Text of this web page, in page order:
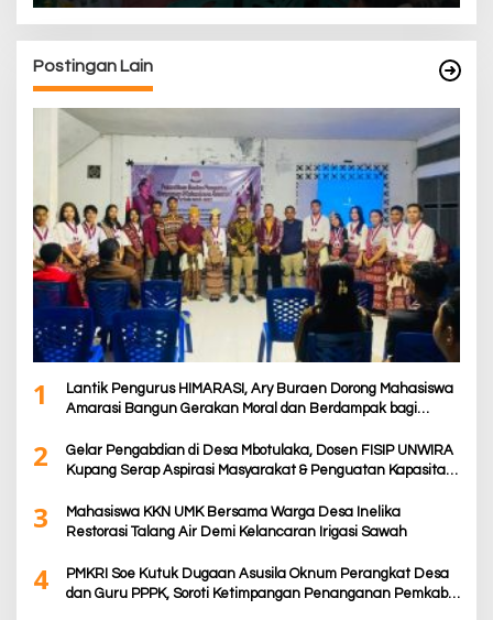
Postingan Lain
1
Lantik Pengurus HIMARASI, Ary Buraen Dorong Mahasiswa
Amarasi Bangun Gerakan Moral dan Berdampak bagi
2
Gelar Pengabdian di Desa Mbotulaka, Dosen FISIP UNWIRA
Kupang Serap Aspirasi Masyarakat & Penguatan Kapasitas
3
Mahasiswa KKN UMK Bersama Warga Desa Inelika
Restorasi Talang Air Demi Kelancaran Irigasi Sawah
4
PMKRI Soe Kutuk Dugaan Asusila Oknum Perangkat Desa
dan Guru PPPK, Soroti Ketimpangan Penanganan Pemkab